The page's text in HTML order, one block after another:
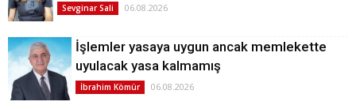
Sevginar Sali 06.08.2026
İşlemler yasaya uygun ancak memlekette
uyulacak yasa kalmamış
İbrahim Kömür 06.08.2026